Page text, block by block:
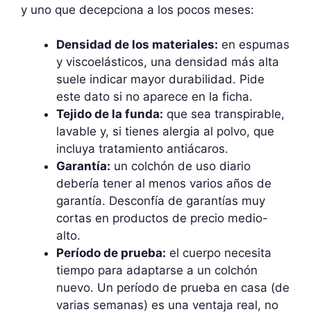
y uno que decepciona a los pocos meses:
Densidad de los materiales: en espumas
y viscoelásticos, una densidad más alta
suele indicar mayor durabilidad. Pide
este dato si no aparece en la ficha.
Tejido de la funda: que sea transpirable,
lavable y, si tienes alergia al polvo, que
incluya tratamiento antiácaros.
Garantía: un colchón de uso diario
debería tener al menos varios años de
garantía. Desconfía de garantías muy
cortas en productos de precio medio-
alto.
Período de prueba: el cuerpo necesita
tiempo para adaptarse a un colchón
nuevo. Un período de prueba en casa (de
varias semanas) es una ventaja real, no